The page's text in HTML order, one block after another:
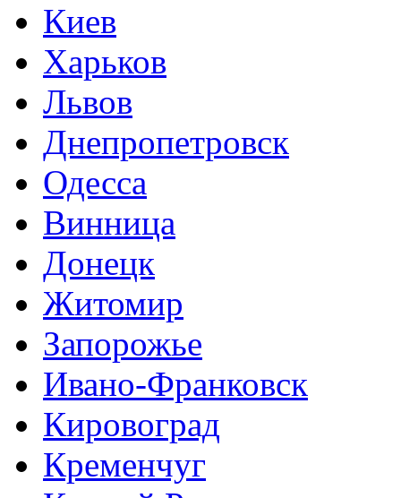
Киев
Харьков
Львов
Днепропетровск
Одесса
Винница
Донецк
Житомир
Запорожье
Ивано-Франковск
Кировоград
Кременчуг